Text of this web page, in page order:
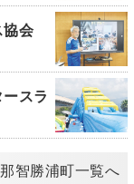
協会
スラ
那智勝浦町一覧へ